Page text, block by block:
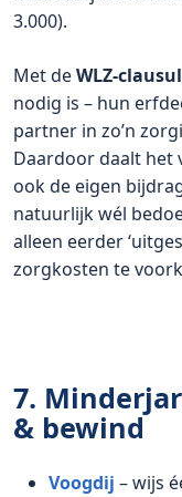
3.000).
Met deWLZ-
nodig is – hun
partner in zo’n
Daardoor daalt het
ook de eigen
natuurlijk wél
alleen eerder
zorgkosten te
7.
& bewind
Voogdij – wijs